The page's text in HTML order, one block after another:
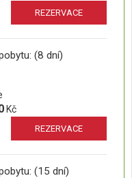
REZERVACE
(8 dní)
Kč
REZERVACE
(15 dní)